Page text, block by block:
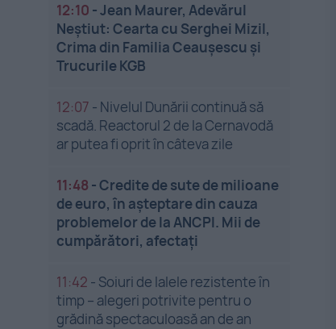
12:10 -Jean Maurer, Adevărul
Neștiut: Cearta cu Serghei Mizil,
Crima din Familia Ceaușescu și
Trucurile KGB
12:07 - Nivelul Dunării continuă să
scadă. Reactorul 2 de la Cernavodă
ar putea fi oprit în câteva zile
11:48 -Credite de sute de milioane
de euro, în așteptare din cauza
problemelor de la ANCPI. Mii de
cumpărători, afectați
11:42 - Soiuri de lalele rezistente în
timp – alegeri potrivite pentru o
grădină spectaculoasă an de an